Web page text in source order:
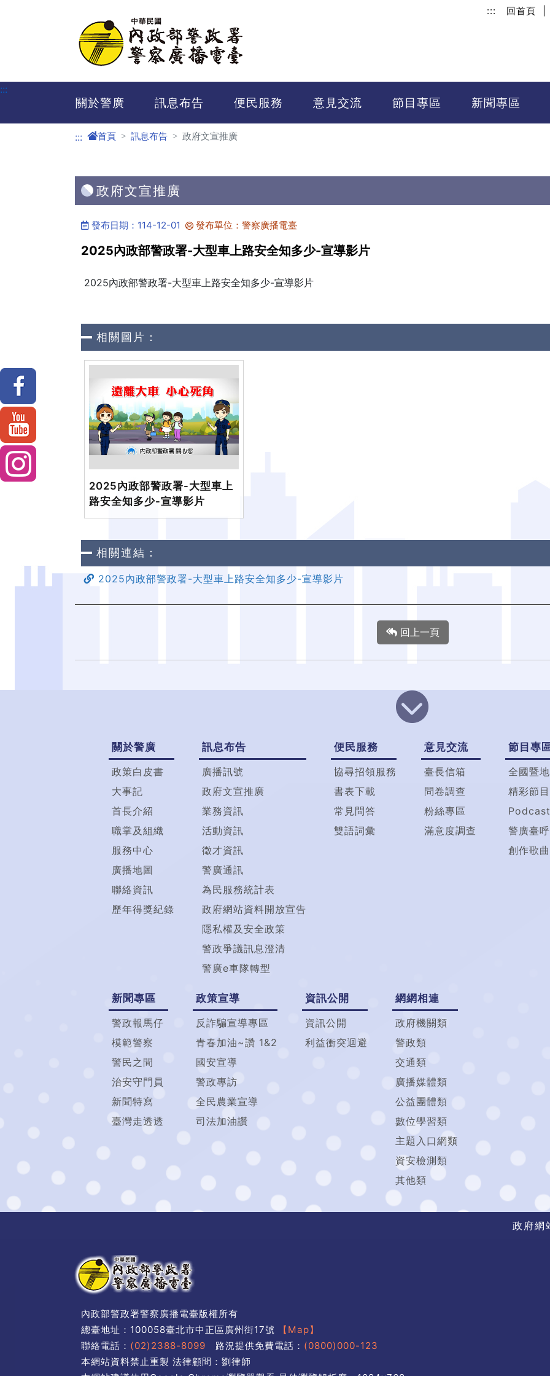
::: 回首頁
:::
關於警廣 訊息布告 便民服務 意見交流 節目專區 新聞專區
::: 首頁 訊息布告 政府文宣推廣
政府文宣推廣
發布日期：114-12-01 發布單位：警察廣播電臺
2025內政部警政署-大型車上路安全知多少-宣導影片
2025內政部警政署-大型車上路安全知多少-宣導影片
相關圖片：
2025內政部警政署-大型車上
路安全知多少-宣導影片
相關連結：
2025內政部警政署-大型車上路安全知多少-宣導影片
回上一頁
關於警廣
政策白皮書
大事記
首長介紹
職掌及組織
服務中心
廣播地圖
聯絡資訊
歷年得獎紀錄
訊息布告
廣播訊號
政府文宣推廣
業務資訊
活動資訊
徵才資訊
警廣通訊
為民服務統計表
政府網站資料開放宣告
隱私權及安全政策
警政爭議訊息澄清
警廣e車隊轉型
便民服務
協尋招領服務
書表下載
常見問答
雙語詞彙
意見交流
臺長信箱
問卷調查
粉絲專區
滿意度調查
節目專
全國暨
精彩節
Podcast
警廣臺呼
創作歌
新聞專區
警政報馬仔
模範警察
警民之間
治安守門員
新聞特寫
臺灣走透透
政策宣導
反詐騙宣導專區
青春加油~讚 1&2
國安宣導
警政專訪
全民農業宣導
司法加油讚
資訊公開
資訊公開
利益衝突迴避
網網相連
政府機關類
警政類
交通類
廣播媒體類
公益團體類
數位學習類
主題入口網類
資安檢測類
其他類
政府網
內政部警政署警察廣播電臺版權所有
總臺地址：100058臺北市中正區廣州街17號
【Map】
聯絡電話： (02)2388-8099 路況提供免費電話： (0800)000-123
本網站資料禁止重製 法律顧問：劉律師